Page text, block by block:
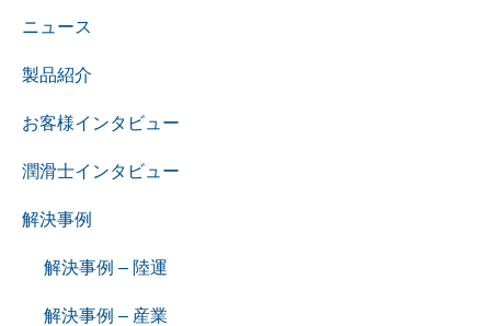
ニュース
製品紹介
お客様インタビュー
潤滑士インタビュー
解決事例
解決事例 – 陸運
解決事例 – 産業